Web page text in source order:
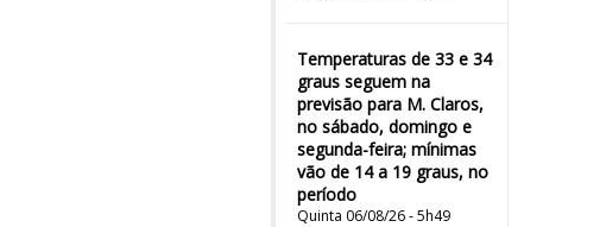
Temperaturas de 33 e 34
graus seguem na
previsão para M. Claros,
no sábado, domingo e
segunda-feira; mínimas
vão de 14 a 19 graus, no
período
Quinta 06/08/26 - 5h49